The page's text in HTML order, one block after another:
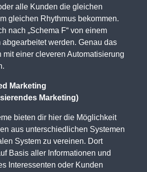
alle Kunden die gleichen
gleichen Rhythmus bekommen.
nach „Schema F“ von einem
abgearbeitet werden. Genau das
mit einer cleveren Automatisierung
Marketing
Marketing)
bieten dir hier die Möglichkeit
aus unterschiedlichen Systemen
System zu vereinen. Dort
Basis aller Informationen und
Interessenten oder Kunden